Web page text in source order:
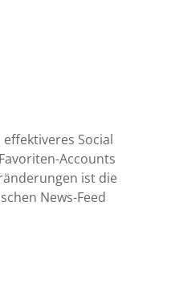
Social
Accounts
ist die
News-Feed